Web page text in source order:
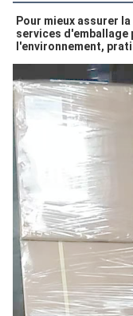
Pour mieux assurer
services
l'environnement,